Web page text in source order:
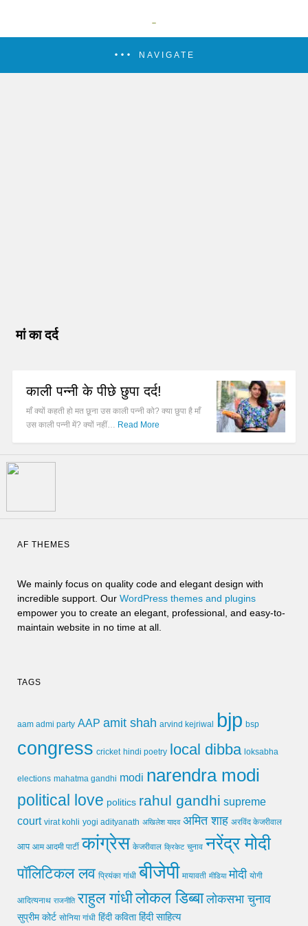
NAVIGATE
मां का दर्द
काली पन्नी के पीछे छुपा दर्द!
माँ क्यों कहती हो मत छूना उस काली पन्नी को? क्या छुपा है माँ
उस काली पन्नी में? क्यों नहीं… Read More
AF THEMES
We mainly focus on quality code and elegant design with
incredible support. Our WordPress themes and plugins
empower you to create an elegant, professional, and easy-to-
maintain website in no time at all.
TAGS
aam admi party AAP amit shah arvind kejriwal bjp bsp
congress cricket hindi poetry local dibba loksabha
elections mahatma gandhi modi narendra modi
political love politics rahul gandhi supreme
court virat kohli yogi adityanath अखिलेश यादव अमित शाह अरविंद केजरीवाल
आप आम आदमी पार्टी कांग्रेस केजरीवाल क्रिकेट चुनाव नरेंद्र मोदी
पॉलिटिकल लव प्रियंका गांधी बीजेपी मायावती मीडिया मोदी योगी
आदित्यनाथ राजनीति राहुल गांधीलोकल डिब्बा लोकसभा चुनाव
सुप्रीम कोर्ट सोनिया गांधी हिंदी कविता हिंदी साहित्य